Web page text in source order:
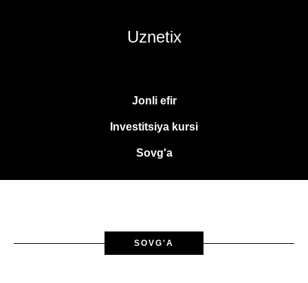
Uznetix
Jonli efir
Investitsiya kursi
Sovg'a
SOVG'A